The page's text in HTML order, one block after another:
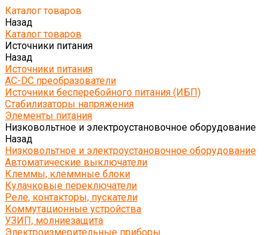
Каталог товаров
Назад
Каталог товаров
Источники питания
Назад
Источники питания
AC-DC преобразователи
Источники бесперебойного питания (ИБП)
Стабилизаторы напряжения
Элементы питания
Низковольтное и электроустановочное оборудование
Назад
Низковольтное и электроустановочное оборудование
Автоматические выключатели
Клеммы, клеммные блоки
Кулачковые переключатели
Реле, контакторы, пускатели
Коммутационные устройства
УЗИП, молниезащита
Электроизмерительные приборы